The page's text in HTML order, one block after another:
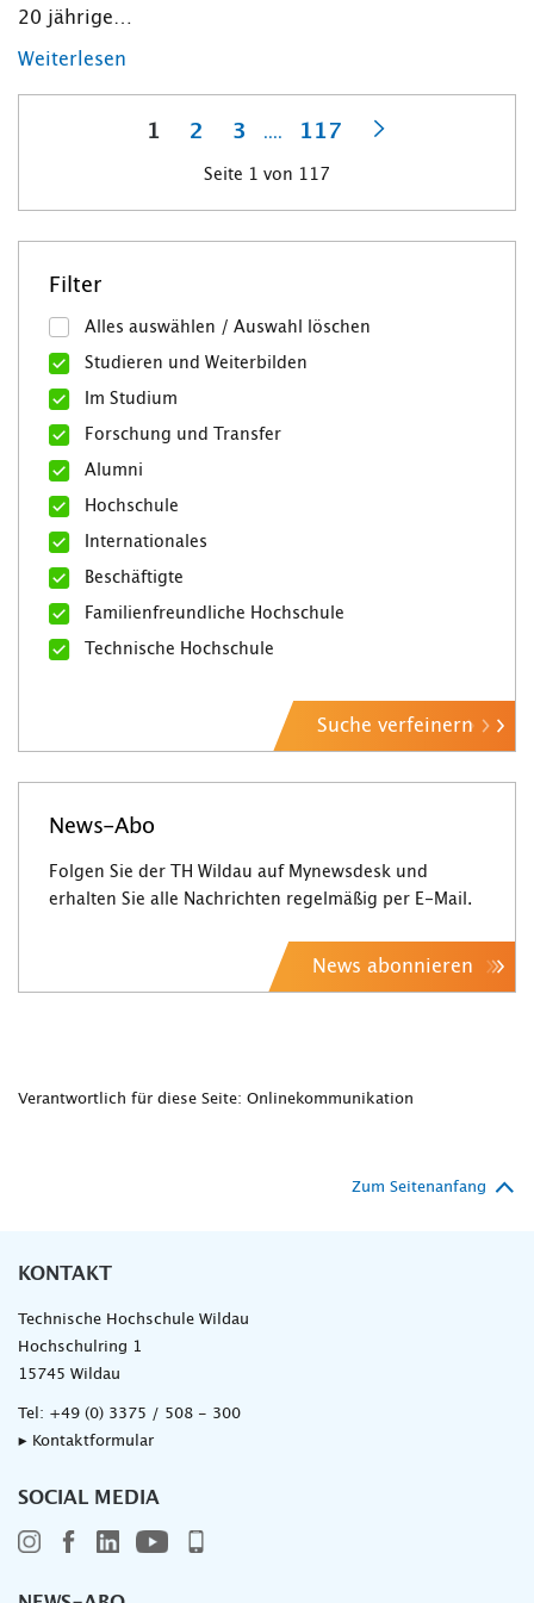
20 jährige…
Weiterlesen
1 2 3 ....
117
Seite 1 von 117
Filter
Alles auswählen / Auswahl löschen
Studieren und Weiterbilden
Im Studium
Forschung und Transfer
Alumni
Hochschule
Internationales
Beschäftigte
Familienfreundliche Hochschule
Technische Hochschule
Suche verfeinern
News-Abo
Folgen Sie der TH Wildau auf Mynewsdesk und
erhalten Sie alle Nachrichten regelmäßig per E-Mail.
News abonnieren
Verantwortlich für diese Seite: Onlinekommunikation
Zum Seitenanfang
KONTAKT
Technische Hochschule Wildau
Hochschulring 1
15745 Wildau
Tel: +49 (0) 3375 / 508 - 300
▸ Kontaktformular
SOCIAL MEDIA